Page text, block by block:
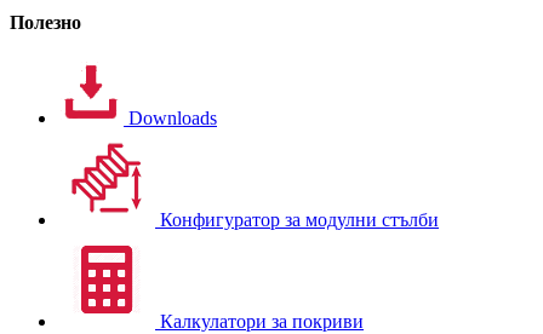
Полезно
Downloads
Конфигуратор за модулни стълби
Калкулатори за покриви